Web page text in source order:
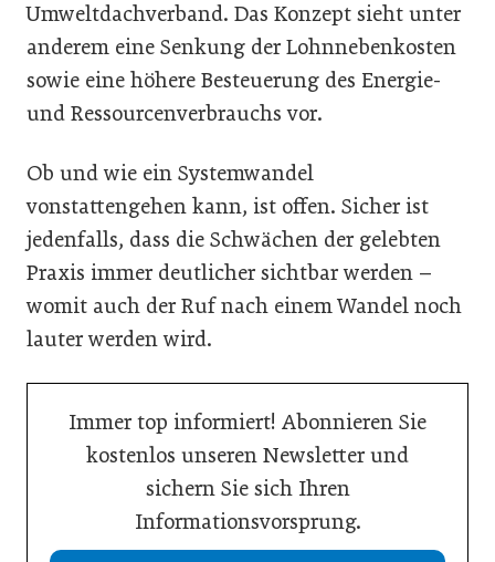
Umweltdachverband. Das Konzept sieht unter
anderem eine Senkung der Lohnnebenkosten
sowie eine höhere Besteuerung des Energie-
und Ressourcenverbrauchs vor.
Ob und wie ein Systemwandel
vonstattengehen kann, ist offen. Sicher ist
jedenfalls, dass die Schwächen der gelebten
Praxis immer deutlicher sichtbar werden –
womit auch der Ruf nach einem Wandel noch
lauter werden wird.
Immer top informiert! Abonnieren Sie
kostenlos unseren Newsletter und
sichern Sie sich Ihren
Informationsvorsprung.